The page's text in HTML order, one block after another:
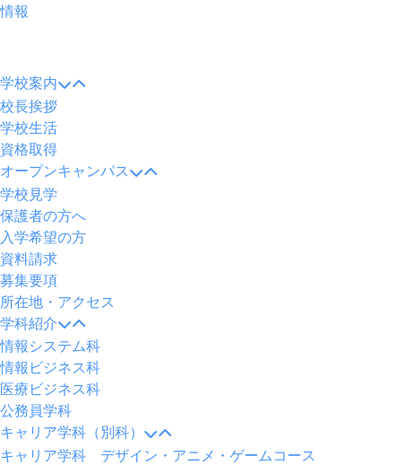
情報
ニ
ュ
ー
学校案内
校長挨拶
学校生活
資格取得
オープンキャンパス
学校見学
保護者の方へ
入学希望の方
資料請求
募集要項
所在地・アクセス
学科紹介
情報システム科
情報ビジネス科
医療ビジネス科
公務員学科
キャリア学科（別科）
キャリア学科 デザイン・アニメ・ゲームコース